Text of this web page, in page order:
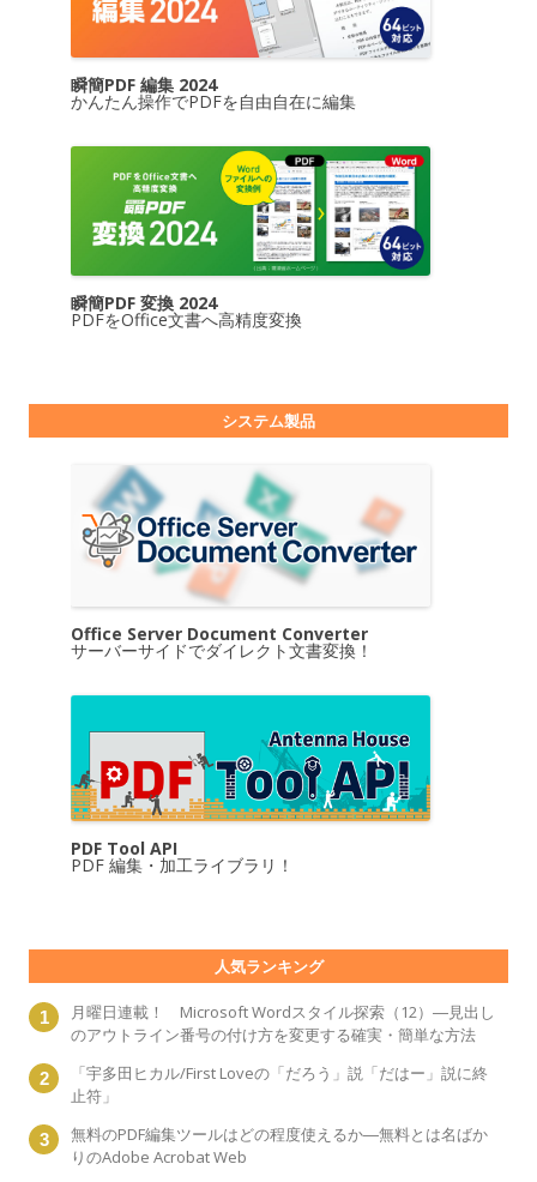
瞬簡PDF 編集 2024
かんたん操作でPDFを自由自在に編集
瞬簡PDF 変換 2024
PDFをOffice文書へ高精度変換
システム製品
Office Server Document Converter
サーバーサイドでダイレクト文書変換！
PDF Tool API
PDF 編集・加工ライブラリ！
人気ランキング
月曜日連載！ Microsoft Wordスタイル探索（12）―見出し
のアウトライン番号の付け方を変更する確実・簡単な方法
「宇多田ヒカル/First Loveの「だろう」説「だはー」説に終
止符」
無料のPDF編集ツールはどの程度使えるか―無料とは名ばか
りのAdobe Acrobat Web